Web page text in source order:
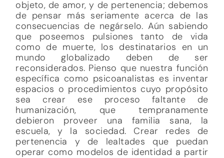
objeto, de amor, y de pertenencia; debemos
de pensar más seriamente acerca de las
consecuencias de negárselo. Aún sabiendo
que poseemos pulsiones tanto de vida
como de muerte, los destinatarios en un
mundo globalizado deben de ser
reconsiderados. Pienso que nuestra función
específica como psicoanalistas es inventar
espacios o procedimientos cuyo propósito
sea crear ese proceso faltante de
humanización, que tempranamente
debieron proveer una familia sana, la
escuela, y la sociedad. Crear redes de
pertenencia y de lealtades que puedan
operar como modelos de identidad a partir